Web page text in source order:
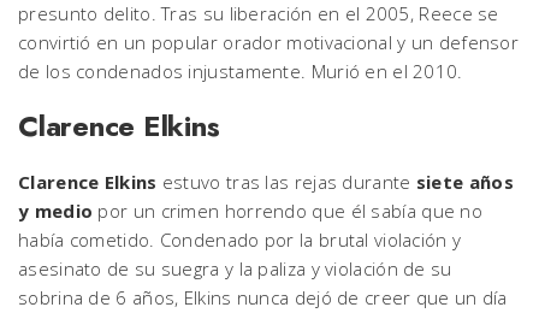
presunto delito. Tras su liberación en el 2005, Reece se
convirtió en un popular orador motivacional y un defensor
de los condenados injustamente. Murió en el 2010.
Clarence Elkins
Clarence Elkins estuvo tras las rejas durante siete años
y medio por un crimen horrendo que él sabía que no
había cometido. Condenado por la brutal violación y
asesinato de su suegra y la paliza y violación de su
sobrina de 6 años, Elkins nunca dejó de creer que un día